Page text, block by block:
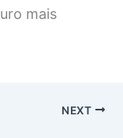
mais
NEXT